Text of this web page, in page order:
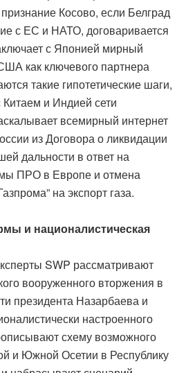
Косово, если Белград
с ЕС и НАТО, договаривается
с Японией мирный
как ключевого партнера
такие гипотетические шаги,
Китаем и Индией сети
всемирный интернет
из Договора о ликвидации
дальности в ответ на
ПРО в Европе и отмена
на экспорт газа.
и националистическая
SWP рассматривают
вооруженного вторжения в
президента Назарбаева и
настроенного
схему возможного
и Южной Осетии в Республику